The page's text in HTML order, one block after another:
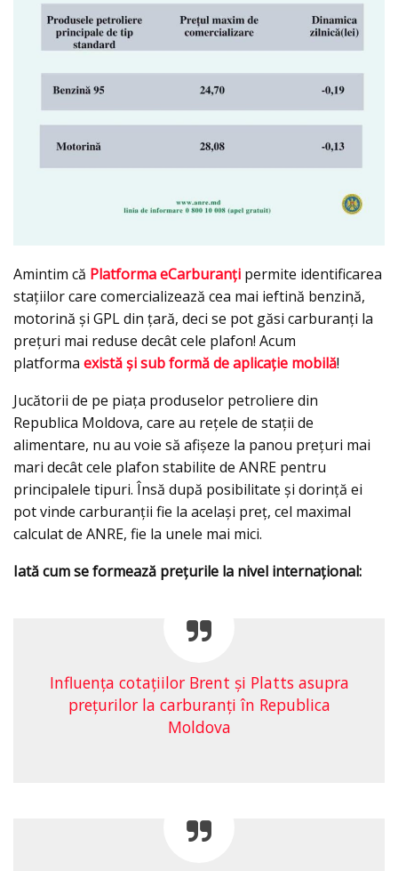
Amintim că Platforma eCarburanţi permite identificarea
staţiilor care comercializează cea mai ieftină benzină,
motorină şi GPL din ţară, deci se pot găsi carburanţi la
preţuri mai reduse decât cele plafon! Acum
platforma există şi sub formă de aplicaţie mobilă!
Jucătorii de pe piaţa produselor petroliere din
Republica Moldova, care au reţele de staţii de
alimentare, nu au voie să afişeze la panou preţuri mai
mari decât cele plafon stabilite de ANRE pentru
principalele tipuri. Însă după posibilitate şi dorinţă ei
pot vinde carburanții fie la acelaşi preţ, cel maximal
calculat de ANRE, fie la unele mai mici.
Iată cum se formează preţurile la nivel internaţional:
Influența cotațiilor Brent și Platts asupra
prețurilor la carburanți în Republica
Moldova